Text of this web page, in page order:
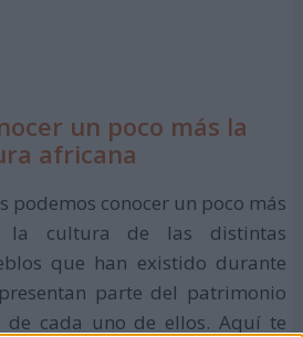
un poco más la
africana
podemos conocer un poco más
cultura de las distintas
que han existido durante
parte del patrimonio
cada uno de ellos. Aquí te